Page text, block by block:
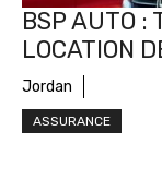
BSP AUTO :
LOCATION
Jordan
ASSURANCE